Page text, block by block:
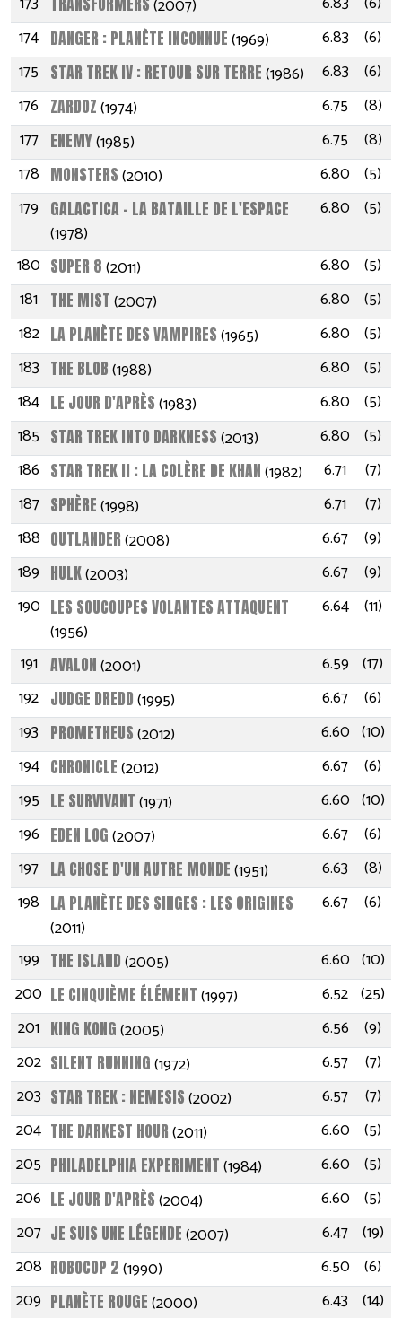
(2007)
174 DANGER : PLANÈTE INCONNUE(1969) 6.83
(6)
175 STAR TREK IV : RETOUR SUR TERRE(1986) 6.83
(6)
176 ZARDOZ(1974) 6.75
(8)
177 ENEMY(1985) 6.75
(8)
178 MONSTERS(2010) 6.80 (5)
179 GALACTICA - LA BATAILLE DE L'ESPACE
(1978)
6.80 (5)
180 SUPER 8(2011) 6.80 (5)
181 THE MIST(2007) 6.80 (5)
182 LA PLANÈTE DES VAMPIRES(1965) 6.80 (5)
183 THE BLOB(1988) 6.80 (5)
184 LE JOUR D'APRÈS(1983) 6.80 (5)
185 STAR TREK INTO DARKNESS(2013) 6.80 (5)
186 STAR TREK II : LA COLÈRE DE KHAN(1982) 6.71
(7)
187 SPHÈRE(1998) 6.71
(7)
188 OUTLANDER(2008) 6.67
(9)
189 HULK(2003) 6.67
(9)
190 LES SOUCOUPES VOLANTES ATTAQUENT
(1956)
6.64 (11)
191 AVALON(2001) 6.59 (17)
192 JUDGE DREDD(1995) 6.67
(6)
193 PROMETHEUS(2012) 6.60 (10)
194 CHRONICLE(2012) 6.67
(6)
195 LE SURVIVANT(1971) 6.60 (10)
196 EDEN LOG(2007) 6.67
(6)
197 LA CHOSE D'UN AUTRE MONDE(1951) 6.63
(8)
198 LA PLANÈTE DES SINGES : LES ORIGINES
(2011)
6.67 (6)
199 THE ISLAND(2005) 6.60 (10)
200 LE CINQUIÈME ÉLÉMENT(1997) 6.52 (25)
201 KING KONG(2005) 6.56
(9)
202 SILENT RUNNING(1972) 6.57
(7)
203 STAR TREK : NEMESIS(2002) 6.57
(7)
204 THE DARKEST HOUR(2011) 6.60 (5)
205 PHILADELPHIA EXPERIMENT(1984) 6.60 (5)
206 LE JOUR D'APRÈS(2004) 6.60 (5)
207 JE SUIS UNE LÉGENDE(2007) 6.47 (19)
208 ROBOCOP 2(1990) 6.50 (6)
209 PLANÈTE ROUGE(2000) 6.43 (14)